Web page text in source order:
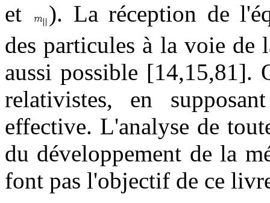
et
). La réception de
des particules à la voie de
aussi possible [14,15,81].
relativistes, en
effective. L'analyse de
du développement de la
font pas l'objectif de ce